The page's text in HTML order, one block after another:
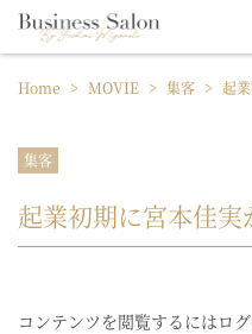
Home > MOVIE > 集客 > 起
集客
起業初期に宮本佳
コンテンツを閲覧するにはロ